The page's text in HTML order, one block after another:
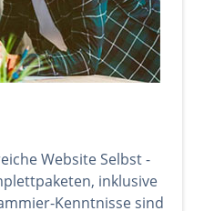
Website Selbst -
inklusive
Kenntnisse sind